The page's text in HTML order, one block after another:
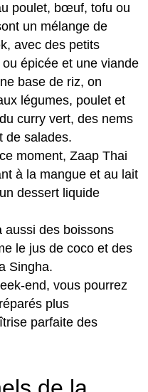
poulet, bœuf, tofu ou
un mélange de
avec des petits
épicée et une viande
base de riz, on
légumes, poulet et
curry vert, des nems
de salades.
moment, Zaap Thai
à la mangue et au lait
dessert liquide
aussi des boissons
le jus de coco et des
Singha.
end, vous pourrez
plus
parfaite des